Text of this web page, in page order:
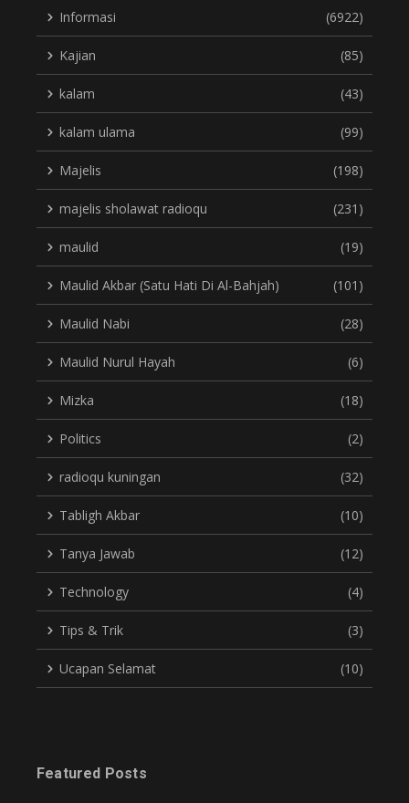
Informasi (6922)
Kajian (85)
kalam (43)
kalam ulama (99)
Majelis (198)
majelis sholawat radioqu (231)
maulid (19)
Maulid Akbar (Satu Hati Di Al-Bahjah) (101)
Maulid Nabi (28)
Maulid Nurul Hayah (6)
Mizka (18)
Politics (2)
radioqu kuningan (32)
Tabligh Akbar (10)
Tanya Jawab (12)
Technology (4)
Tips & Trik (3)
Ucapan Selamat (10)
Featured Posts